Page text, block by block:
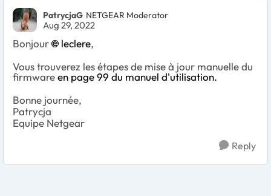
PatrycjaG NETGEAR Moderator
Aug 29, 2022
Bonjour leclere,
Vous trouverez les étapes de mise à jour manuelle du
firmwareen page 99 du manuel d'utilisation.
Bonne journée,
Patrycja
Equipe Netgear
Reply